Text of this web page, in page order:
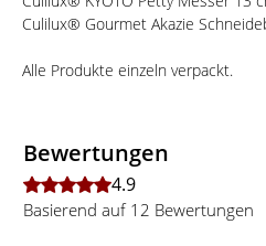
Culilux® Gourmet Akazie
Alle Produkte einzeln verpackt.
Bewertungen
Mit 4,9 von 5 Sternen bewertet.
4.9
Basierend auf 12 Bewertungen